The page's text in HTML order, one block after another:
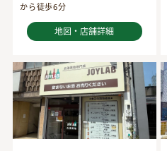
から徒歩6分
地図・店舗詳細